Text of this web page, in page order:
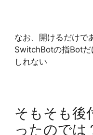
なお、開けるだけ
SwitchBotの指Botだ
しれない
そもそも後
ったのでは